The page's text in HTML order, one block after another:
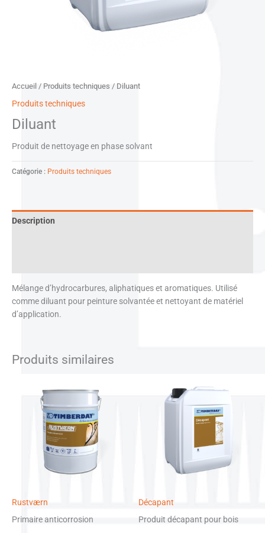
Accueil / Produits techniques / Diluant
Produits techniques
Diluant
Produit de nettoyage en phase solvant
Catégorie : Produits techniques
Description
Mélange d’hydrocarbures, aliphatiques et aromatiques. Utilisé
comme diluant pour peinture solvantée et nettoyant de matériel
d’application.
Produits similaires
Rustværn
Primaire anticorrosion
Décapant
Produit décapant pour bois